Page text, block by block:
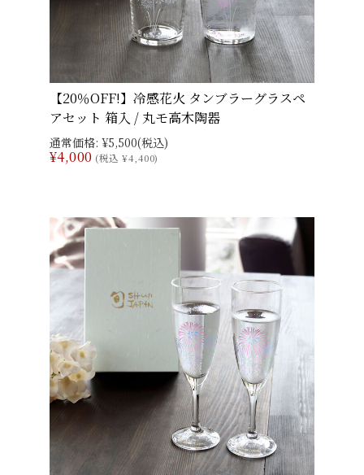
【20％OFF!】冷感花火 タンブラーグラスペ
アセット 箱入 / 丸モ高木陶器
通常価格: ¥5,500(税込)
¥4,000 (税込 ¥4,400)